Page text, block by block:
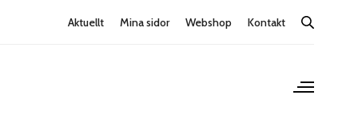
Aktuellt Mina sidor Webshop Kontakt